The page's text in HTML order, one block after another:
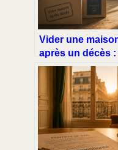
Vider une
après un décès :
mois pour agir
étapes pour
organiser la
succession sans
conflit